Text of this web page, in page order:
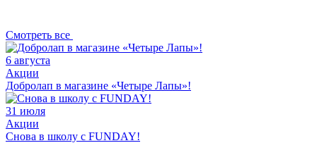
Смотреть все
6 августа
Акции
Добролап в магазине «Четыре Лапы»!
31 июля
Акции
Снова в школу с FUNDAY!